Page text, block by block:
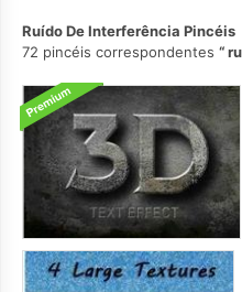
Ruído De Interferência Pincéis
72 pincéis correspondentes